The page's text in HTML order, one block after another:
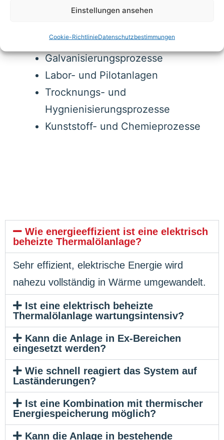
Einstellungen ansehen
Cookie-RichtlinieDatenschutzbestimmungen
Rührwerksbehälter
Kalanderbeheizung
Galvanisierungsprozesse
Labor- und Pilotanlagen
Trocknungs- und
Hygnienisierungsprozesse
Kunststoff- und Chemieprozesse
Wie energieeffizient ist eine elektrisch
beheizte Thermalölanlage?
Sehr effizient, elektrische Energie wird
nahezu vollständig in Wärme umgewandelt.
Ist eine elektrisch beheizte
Thermalölanlage wartungsintensiv?
Kann die Anlage in Ex-Bereichen
eingesetzt werden?
Wie schnell reagiert das System auf
Laständerungen?
Ist eine Kombination mit thermischer
Energiespeicherung möglich?
Kann die Anlage in bestehende